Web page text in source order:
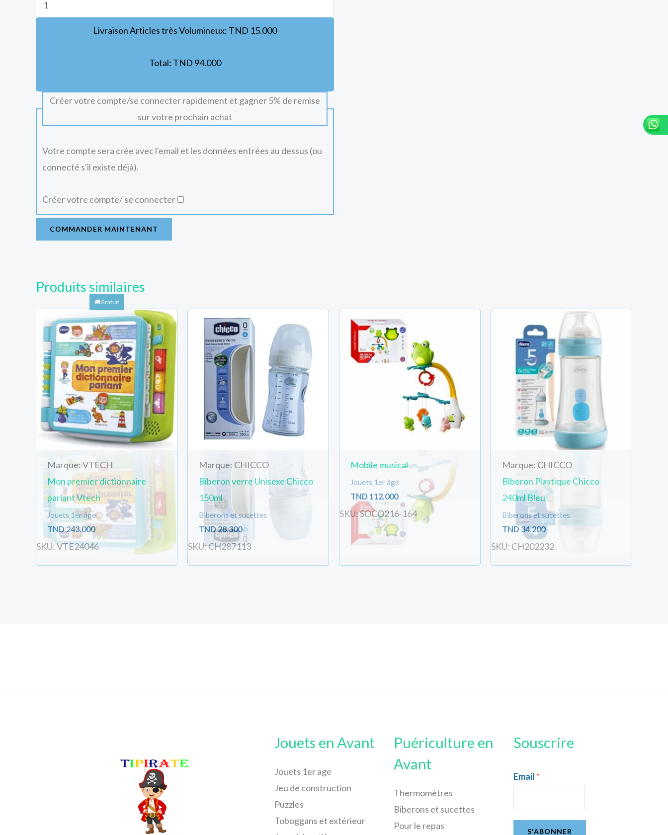
Livraison Articles très Volumineux: TND 15.000
Total: TND 94.000
Créer votre compte/se connecter rapidement et gagner 5% de remise
sur votre prochain achat
Votre compte sera crée avec l'email et les données entrées au dessus (ou
connecté s'il existe déjà).
Créer votre compte/ se connecter
COMMANDER MAINTENANT
Produits similaires
Marque: VTECH
Mon premier dictionnaire
parlant Vtech
Jouets 1er âge
TND243.000
SKU: VTE24046
Marque: CHICCO
Biberon verre Unisexe Chicco
150ml
Biberons et sucettes
TND28.300
SKU: CH287113
Mobile musical
Jouets 1er âge
TND 112.000
SKU: SOCO216-164
Marque: CHICCO
Biberon Plastique Chicco
240ml Bleu
Biberons et sucettes
TND 34.200
SKU: CH202232
Jouets en Avant
Jouets 1er age
Jeu de construction
Puzzles
Toboggans et extérieur
Puériculture en
Avant
Thermomètres
Biberons et sucettes
Pour le repas
Souscrire
Email *
S'ABONNER